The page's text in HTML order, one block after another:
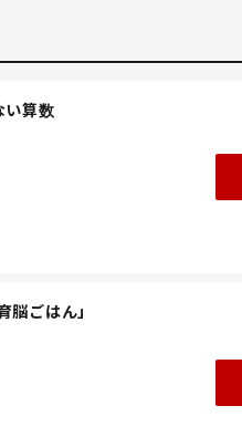
い算数
ごはん」